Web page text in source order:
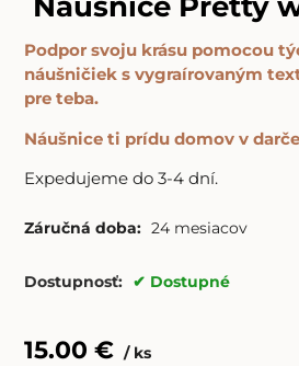
Podpor svoju krásu pomocou
náušničiek s vygraírovaným
pre teba.
Náušnice ti prídu domov v
Expedujeme do 3-4 dní.
Záručná doba: 24 mesiacov
Dostupnosť: Dostupné
15.00 € ks